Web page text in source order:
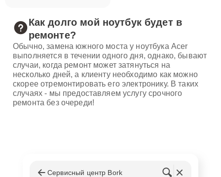
Как долго мой ноутбук будет в
ремонте?
Обычно, замена южного моста у ноутбука Acer
выполняется в течении одного дня, однако, бывают
случаи, когда ремонт может затянуться на
несколько дней, а клиенту необходимо как можно
скорее отремонтировать его электронику. В таких
случаях - мы предоставляем услугу срочного
ремонта без очереди!
Сервисный центр Bork